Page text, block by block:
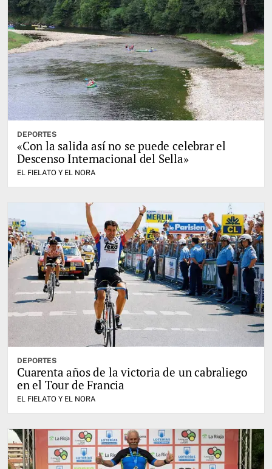
DEPORTES
«Con la salida así no se puede celebrar el
Descenso Internacional del Sella»
EL FIELATO Y EL NORA
DEPORTES
Cuarenta años de la victoria de un cabraliego
en el Tour de Francia
EL FIELATO Y EL NORA